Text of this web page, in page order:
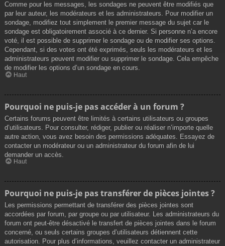
Comme pour les messages, les sondages ne peuvent être modifiés que
par leur auteur, les modérateurs et les administrateurs. Pour modifier un
sondage, modifiez tout simplement le premier message du sujet car le
sondage est obligatoirement associé à ce dernier. Si personne n’a encore
voté, il est possible de supprimer le sondage ou de modifier ses options.
Cependant, si des votes ont été exprimés, seuls les modérateurs et les
administrateurs peuvent modifier ou supprimer le sondage. Cela empêche
de modifier les options d’un sondage en cours.
Haut
Pourquoi ne puis-je pas accéder à un forum ?
Certains forums peuvent être limités à certains utilisateurs ou groupes
d’utilisateurs. Pour consulter, rédiger, publier ou réaliser n’importe quelle
autre action, vous avez besoin des permissions adéquates. Essayez de
contacter un modérateur ou un administrateur du forum afin de lui
demander un accès.
Haut
Pourquoi ne puis-je pas transférer de pièces jointes ?
Les permissions permettant de transférer des pièces jointes sont
accordées par forum, par groupe ou par utilisateur. Les administrateurs du
forum ont peut-être désactivé le transfert de pièces jointes dans le forum
concerné, ou seuls certains groupes d’utilisateurs détiennent cette
autorisation. Pour plus d’informations, veuillez contacter un administrateur